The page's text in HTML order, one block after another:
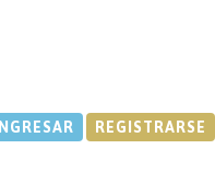
INGRESAR REGISTRARSE